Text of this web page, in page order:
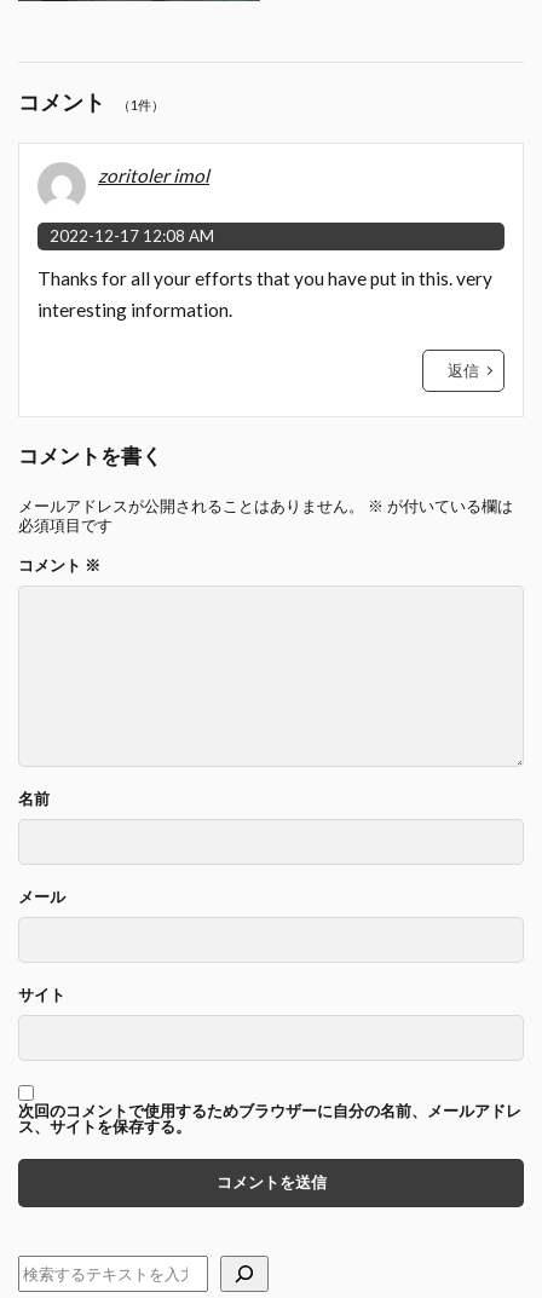
コメント （1件）
zoritoler imol
2022-12-17 12:08 AM
Thanks for all your efforts that you have put in this. very
interesting information.
返信
コメントを書く
メールアドレスが公開されることはありません。 ※ が付いている欄は
必須項目です
コメント ※
名前
メール
サイト
次回のコメントで使用するためブラウザーに自分の名前、メールアドレ
ス、サイトを保存する。